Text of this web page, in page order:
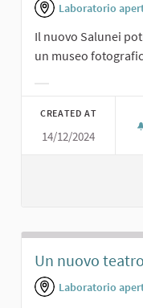
Laboratorio
Il nuovo Salunei
un museo
CREATED AT
14/12/2024
Un nuovo teatro
Laboratorio